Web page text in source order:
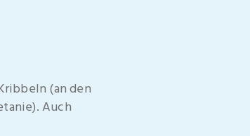
(an den
Auch